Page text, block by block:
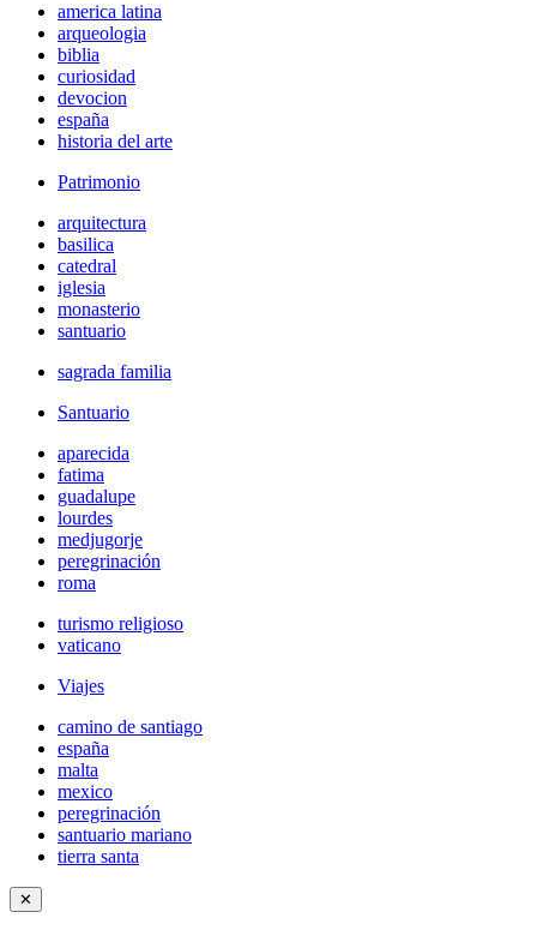
america latina
arqueologia
biblia
curiosidad
devocion
españa
historia del arte
Patrimonio
arquitectura
basilica
catedral
iglesia
monasterio
santuario
sagrada familia
Santuario
aparecida
fatima
guadalupe
lourdes
medjugorje
peregrinación
roma
turismo religioso
vaticano
Viajes
camino de santiago
españa
malta
mexico
peregrinación
santuario mariano
tierra santa
✕